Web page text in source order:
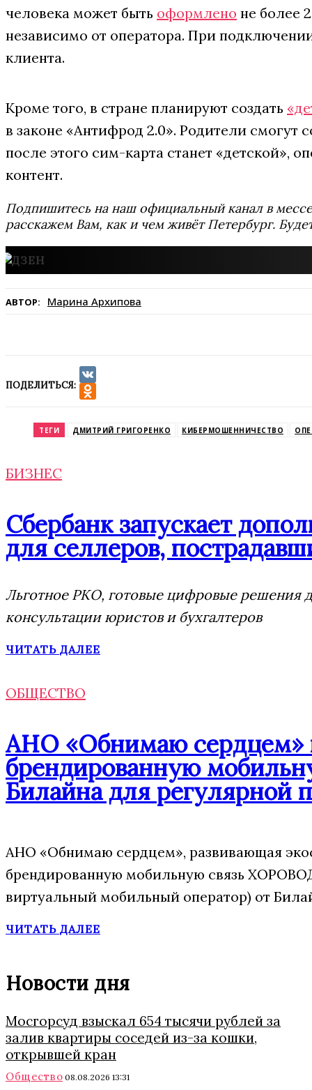
человека может быть оформлено не более
независимо от оператора. При
клиента.
Кроме того, в стране планируют создать
в законе «Антифрод 2.0». Родители смогут
после этого сим-карта станет «детской»,
контент.
Подпишитесь на наш официальный канал в
расскажем Вам, как и чем живёт Петербург.
АВТОР: Марина Архипова
ПОДЕЛИТЬСЯ:
VK
ТЕГИ ДМИТРИЙ ГРИГОРЕНКО КИБЕРМОШЕННИЧЕСТВО
БИЗНЕС
Сбербанк запускает
для селлеров,
Льготное РКО, готовые цифровые решения
консультации юристов и бухгалтеров
ЧИТАТЬ ДАЛЕЕ
ОБЩЕСТВО
АНО «Обнимаю сердцем»
брендированную
Билайна для регулярной
АНО «Обнимаю сердцем», развивающая
брендированную мобильную связь
виртуальный мобильный оператор) от
ЧИТАТЬ ДАЛЕЕ
Новости дня
Мосгорсуд взыскал 654 тысячи рублей за
залив квартиры соседей из-за кошки,
открывшей кран
Общество 08.08.2026 13:31